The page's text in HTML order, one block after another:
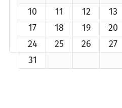
10
11 12 13
17
18 19 20
24
25 26 27
31